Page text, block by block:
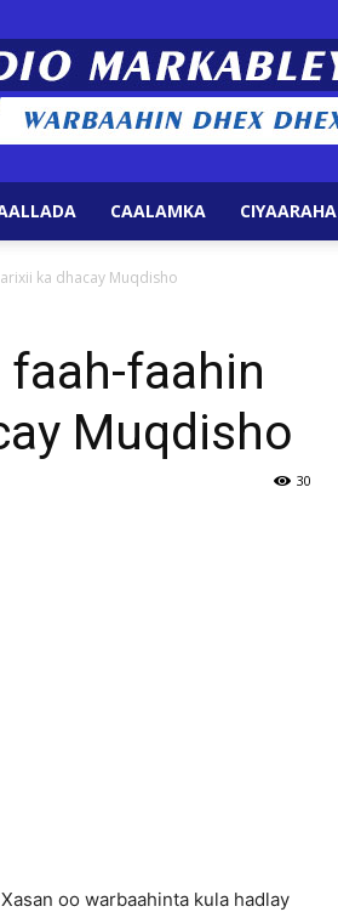
Markabley
CAALAMKA CIYAARAHA
ka dhacay Muqdisho
faahin
Muqdisho
30
oo warbaahinta kula hadlay